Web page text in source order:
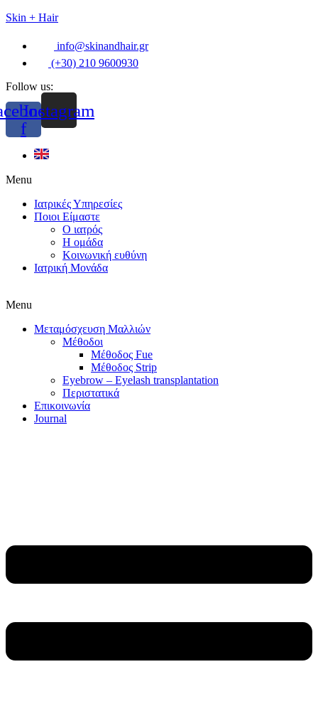
Skin + Hair
info@skinandhair.gr
(+30) 210 9600930
Follow us:
f
Instagram
Menu
Ιατρικές Υπηρεσίες
Ποιοι Είμαστε
Ο ιατρός
Η ομάδα
Κοινωνική ευθύνη
Ιατρική Μονάδα
Menu
Μεταμόσχευση Μαλλιών
Μέθοδοι
Μέθοδος Fue
Μέθοδος Strip
Eyebrow – Eyelash transplantation
Περιστατικά
Επικοινωνία
Journal